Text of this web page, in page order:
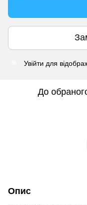
Увійти для
До
Опис